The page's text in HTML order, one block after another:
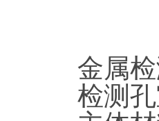
金属
检测